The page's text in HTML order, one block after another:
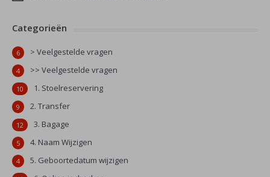
Categorieën
> Veelgestelde vragen
6
>> Veelgestelde vragen
4
1. Stoelreservering
10
2. Transfer
9
3. Bagage
12
4. Naam Wijzigen
5
5. Geboortedatum wijzigen
4